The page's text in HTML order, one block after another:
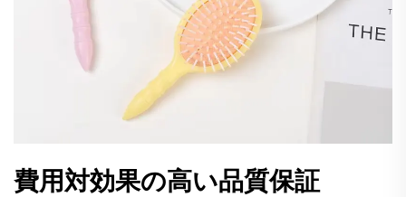
費用対効果の高い品質保証